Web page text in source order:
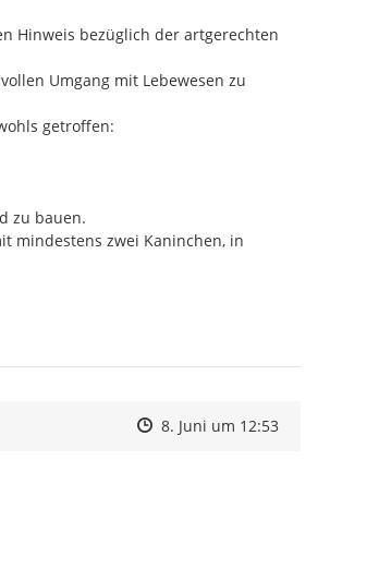
Hinweis bezüglich der artgerechten
Umgang mit Lebewesen zu
getroffen:
zu bauen.
mindestens zwei Kaninchen, in
Zeitpunkt des Erstellens
Zeitpunkt des Erstellens
8. Juni um 12:53Zur Äußerung